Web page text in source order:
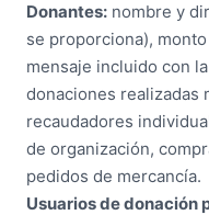
Donantes: nombre y
se proporciona),
mensaje incluido con
donaciones realizadas
recaudadores
de organización,
pedidos de mercancía.
Usuarios de donación